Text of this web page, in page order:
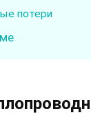
потери